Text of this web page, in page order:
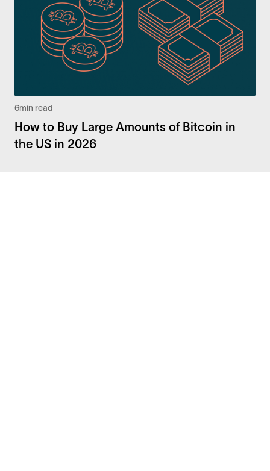
6min read
How to Buy Large Amounts of Bitcoin in
the US in 2026